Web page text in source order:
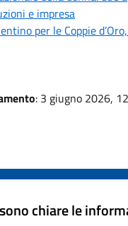
e impresa
per le Coppie
: 3 giugno 2026,
chiare le